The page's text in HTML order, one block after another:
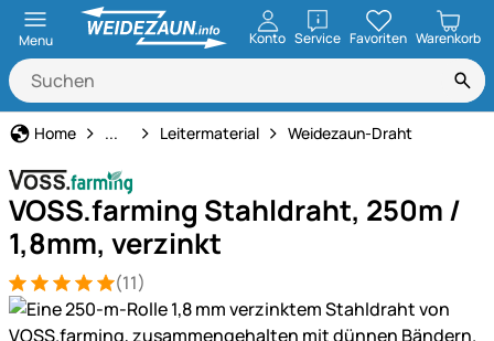
Menu Konto ServiceöffnenFavoriten Warenkorb
Home Weidezaun
... Leitermaterial Weidezaun-Draht
VOSS.farming Stahldraht, 250m /
1,8mm, verzinkt
Bewertung: 5 von 5 (11 Bewertungen)
11 Bewertungen
(11)
Produktgalerie